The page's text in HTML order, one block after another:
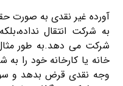
آورده غیر نقدی به صورت
به شرکت انتقال
شرکت می دهد.به طور مثال
خانه یا کارخانه خود
وجه نقدی قرض بدهد و